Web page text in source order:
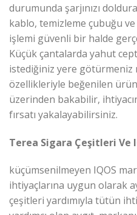
durumunda şarjınızı
kablo, temizleme çubuğu
işlemi güvenli bir halde
Küçük çantalarda yahut
istediğiniz yere götürmeniz
özellikleriyle beğenilen
üzerinden bakabilir,
fırsatı yakalayabilirsiniz.
Terea Sigara Çeşitleri Ve
küçümsenilmeyen IQOS
ihtiyaçlarına uygun olarak
çeşitleri yardımıyla tütün